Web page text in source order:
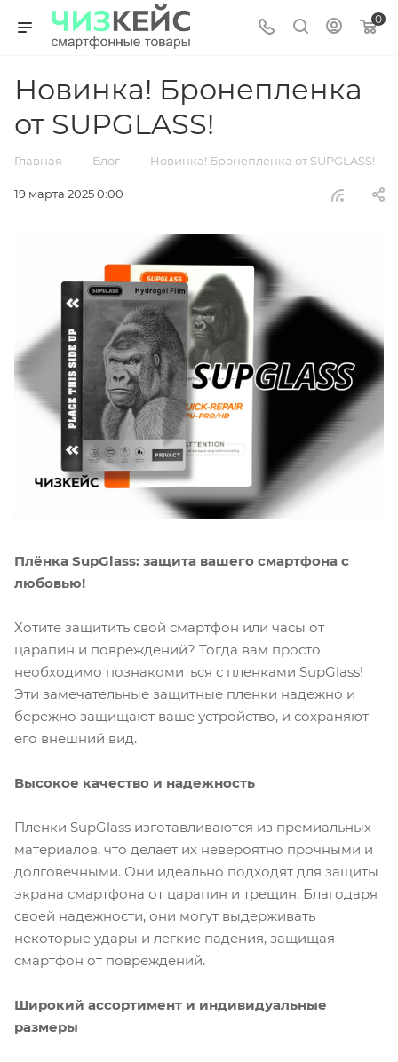
0
Новинка! Бронепленка
от SUPGLASS!
Главная — Блог — Новинка! Бронепленка от SUPGLASS!
19 марта 2025 0:00
Плёнка SupGlass: защита вашего смартфона с
любовью!
Хотите защитить свой смартфон или часы от
царапин и повреждений? Тогда вам просто
необходимо познакомиться с пленками SupGlass!
Эти замечательные защитные пленки надежно и
бережно защищают ваше устройство, и сохраняют
его внешний вид.
Высокое качество и надежность
Пленки SupGlass изготавливаются из премиальных
материалов, что делает их невероятно прочными и
долговечными. Они идеально подходят для защиты
экрана смартфона от царапин и трещин. Благодаря
своей надежности, они могут выдерживать
некоторые удары и легкие падения, защищая
смартфон от повреждений.
Широкий ассортимент и индивидуальные
размеры